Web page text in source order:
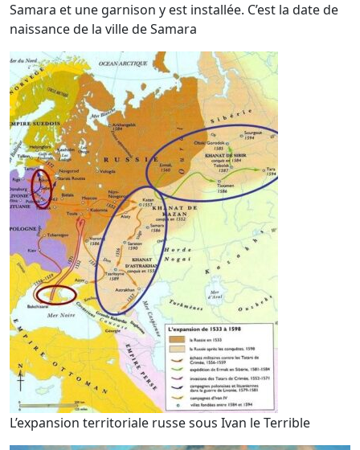
Samara et une garnison y est installée. C’est la date de
naissance de la ville de Samara
L’expansion territoriale russe sous Ivan le Terrible